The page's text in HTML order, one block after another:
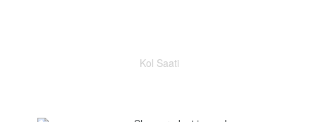
Kol Saati